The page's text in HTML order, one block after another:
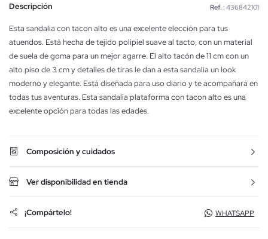
Descripción Ref. : 436842101
Esta sandalia con tacon alto es una excelente elección para tus
atuendos. Está hecha de tejido polipiel suave al tacto, con un material
de suela de goma para un mejor agarre. El alto tacón de 11 cm con un
alto piso de 3 cm y detalles de tiras le dan a esta sandalia un look
moderno y elegante. Está diseñada para uso diario y te acompañará en
todas tus aventuras. Esta sandalia plataforma con tacon alto es una
excelente opción para todas las edades.
Composición y cuidados
Ver disponibilidad en tienda
¡Compártelo! WHATSAPP